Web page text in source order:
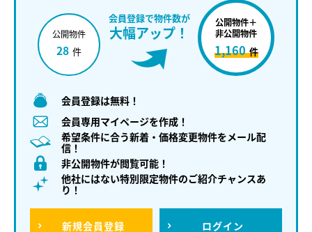
会員登録で物件数が
大幅アップ！
公開物件
28 件
公開物件＋
非公開物件
1,160 件
会員登録は無料！
会員専用マイページを作成！
希望条件に合う新着・価格変更物件をメール配
信！
非公開物件が閲覧可能！
他社にはない特別限定物件のご紹介チャンスあ
り！
新規会員登録 ログイン